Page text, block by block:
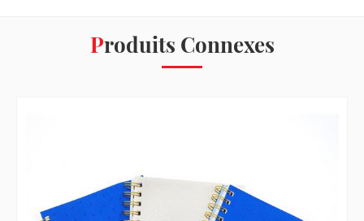
Produits Connexes